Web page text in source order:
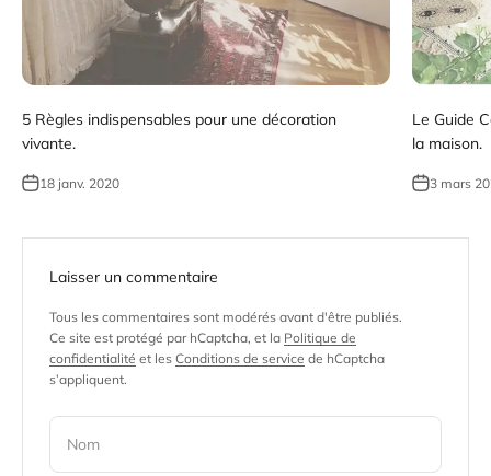
5 Règles indispensables pour une décoration
vivante.
18 janv. 2020
Le Guide
la maison.
3 mars
Laisser un commentaire
Tous les commentaires sont modérés avant d'être publiés.
Ce site est protégé par hCaptcha, et la Politique de
confidentialité et les Conditions de service de hCaptcha
s’appliquent.
Nom